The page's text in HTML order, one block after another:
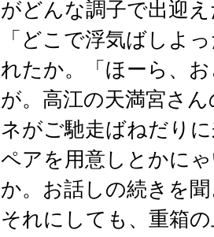
がどんな調子で出迎
「どこで浮気ばしよ
れたか。「ほーら、
が。高江の天満宮さ
ネがご馳走ばねだり
ペアを用意しとかに
か。お話しの続きを
それにしても、重箱